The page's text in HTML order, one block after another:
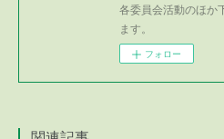
各委員会活動のほか
ます。
フォロー